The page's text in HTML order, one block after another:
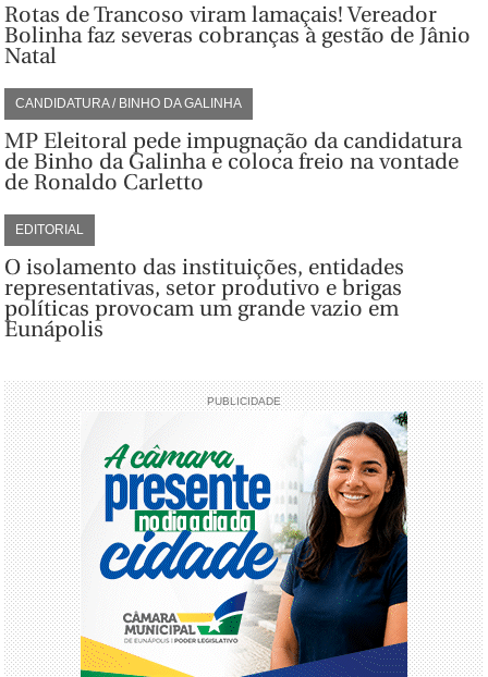
Rotas de Trancoso viram lamaçais! Vereador
Bolinha faz severas cobranças à gestão de Jânio
Natal
CANDIDATURA / BINHO DA GALINHA
MP Eleitoral pede impugnação da candidatura
de Binho da Galinha e coloca freio na vontade
de Ronaldo Carletto
EDITORIAL
O isolamento das instituições, entidades
representativas, setor produtivo e brigas
políticas provocam um grande vazio em
Eunápolis
PUBLICIDADE